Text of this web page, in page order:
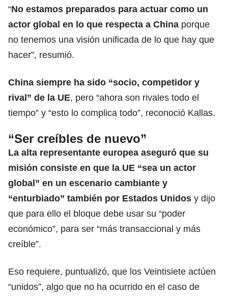
“No estamos preparados para actuar como un
actor global en lo que respecta a China porque
no tenemos una visión unificada de lo que hay que
hacer”, resumió.
China siempre ha sido “socio, competidor y
rival” de la UE, pero “ahora son rivales todo el
tiempo” y “esto lo complica todo”, reconoció Kallas.
“Ser creíbles de nuevo”
La alta representante europea aseguró que su
misión consiste en que la UE “sea un actor
global” en un escenario cambiante y
“enturbiado” también por Estados Unidos y dijo
que para ello el bloque debe usar su “poder
económico”, para ser “más transaccional y más
creíble”.
Eso requiere, puntualizó, que los Veintisiete actúen
“unidos”, algo que no ha ocurrido en el caso de